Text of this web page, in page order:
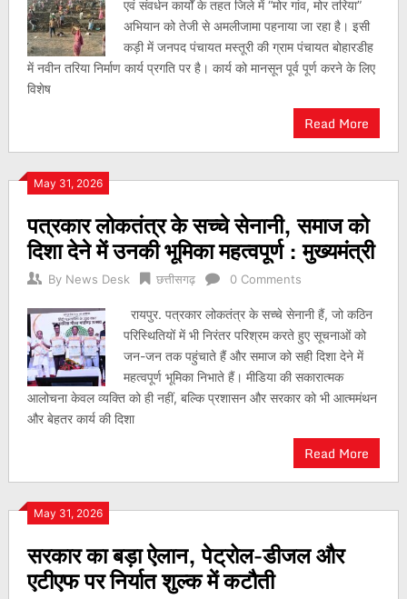
एवं संवर्धन कार्यों के तहत जिले में “मोर गांव, मोर तरिया”
अभियान को तेजी से अमलीजामा पहनाया जा रहा है। इसी
कड़ी में जनपद पंचायत मस्तूरी की ग्राम पंचायत बोहारडीह
में नवीन तरिया निर्माण कार्य प्रगति पर है। कार्य को मानसून पूर्व पूर्ण करने के लिए
विशेष
Read More
May 31, 2026
पत्रकार लोकतंत्र के सच्चे सेनानी, समाज को
दिशा देने में उनकी भूमिका महत्वपूर्ण : मुख्यमंत्री
By News Desk छत्तीसगढ़ 0 Comments
रायपुर. पत्रकार लोकतंत्र के सच्चे सेनानी हैं, जो कठिन
परिस्थितियों में भी निरंतर परिश्रम करते हुए सूचनाओं को
जन-जन तक पहुंचाते हैं और समाज को सही दिशा देने में
महत्वपूर्ण भूमिका निभाते हैं। मीडिया की सकारात्मक
आलोचना केवल व्यक्ति को ही नहीं, बल्कि प्रशासन और सरकार को भी आत्ममंथन
और बेहतर कार्य की दिशा
Read More
May 31, 2026
सरकार का बड़ा ऐलान, पेट्रोल-डीजल और
एटीएफ पर निर्यात शुल्क में कटौती